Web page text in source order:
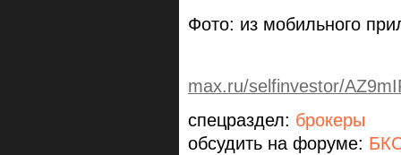
Фото: из мобильного
max.ru/selfinvestor/
спецраздел: брокеры
обсудить на форуме: